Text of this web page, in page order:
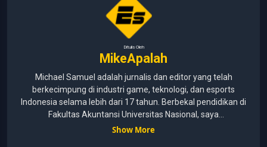
Ditulis Oleh
MikeApalah
Michael Samuel adalah jurnalis dan editor yang telah
berkecimpung di industri game, teknologi, dan esports
Indonesia selama lebih dari 17 tahun. Berbekal pendidikan di
Fakultas Akuntansi Universitas Nasional, saya
menggabungkan kemampuan analisis dengan pengalaman
Show More